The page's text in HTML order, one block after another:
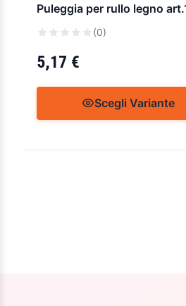
Puleggia per rullo legno
(0)
5,17 €
Scegli Variante